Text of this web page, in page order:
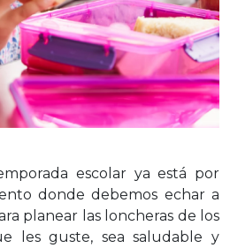
escolar ya está por
donde debemos echar a
planear las loncheras de los
les guste, sea saludable y